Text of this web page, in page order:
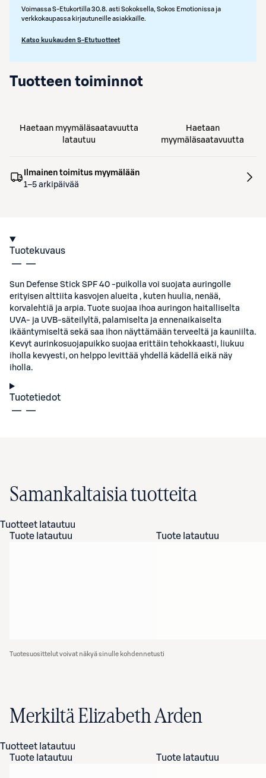
Voimassa S-Etukortilla 30.8. asti Sokoksella, Sokos Emotionissa ja
verkkokaupassa kirjautuneille asiakkaille.
Katso kuukauden S-Etutuotteet
Tuotteen toiminnot
Haetaan myymäläsaatavuutta
latautuu
Haetaan
myymäläsaatavuutta
Ilmainen toimitus myymälään
1–5 arkipäivää
Tuotekuvaus
Sun Defense Stick SPF 40 -puikolla voi suojata auringolle
erityisen alttiita kasvojen alueita , kuten huulia, nenää,
korvalehtiä ja arpia. Tuote suojaa ihoa auringon haitalliselta
UVA- ja UVB-säteilyltä, palamiselta ja ennenaikaiselta
ikääntymiseltä sekä saa ihon näyttämään terveeltä ja kauniilta.
Kevyt aurinkosuojapuikko suojaa erittäin tehokkaasti, liukuu
iholla kevyesti, on helppo levittää yhdellä kädellä eikä näy
iholla.
Tuotetiedot
Samankaltaisia tuotteita
Tuotteet latautuu
Tuote latautuu
Tuote latautuu
Tuotesuosittelut voivat näkyä sinulle kohdennetusti
Merkiltä Elizabeth Arden
Tuotteet latautuu
Tuote latautuu
Tuote latautuu